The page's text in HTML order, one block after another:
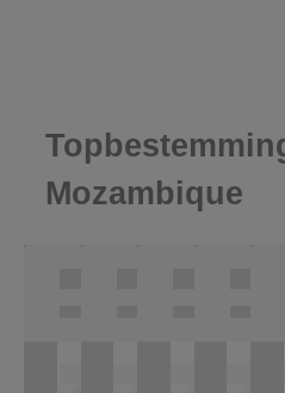
Mozambique